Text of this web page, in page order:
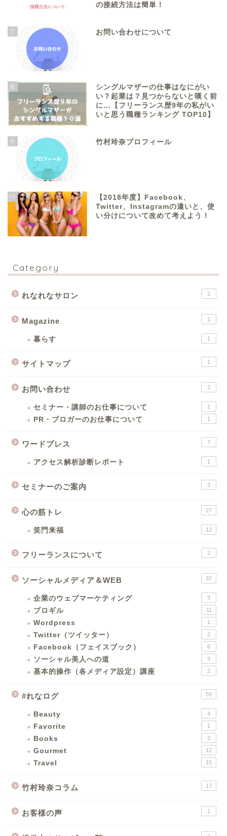
の接続方法は簡単！
7 お問い合わせについて
8
シングルマザーの仕事はなにがい
い？起業は？見つからないと嘆く前
に…【フリーランス歴9年の私がい
いと思う職種ランキング TOP10】
9 竹村玲奈プロフィール
10
【2018年度】Facebook、
Twitter、Instagramの違いと、使
い分けについて改めて考えよう！
Category
れなれなサロン 2
Magazine 1
暮らす 1
サイトマップ 1
お問い合わせ 2
セミナー・講師のお仕事について 1
PR・ブロガーのお仕事について 1
ワードプレス 7
アクセス解析診断レポート 1
セミナーのご案内 3
心の筋トレ 27
笑門来福 12
フリーランスについて 2
ソーシャルメディア＆WEB 37
企業のウェブマーケティング 3
ブロギル 11
Wordpress 1
Twitter（ツイッター） 2
Facebook（フェイスブック） 6
ソーシャル美人への道 9
基本的操作（各メディア設定）講座 2
#れなログ 59
Beauty 4
Favorite 1
Books 2
Gourmet 12
Travel 15
竹村玲奈コラム 17
お客様の声 1